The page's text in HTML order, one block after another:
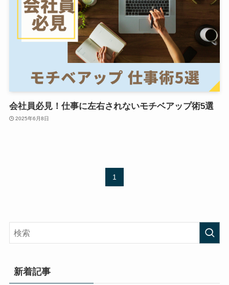
会社員必見！仕事に左右されないモチベアップ術5選
2025年6月8日
1
新着記事